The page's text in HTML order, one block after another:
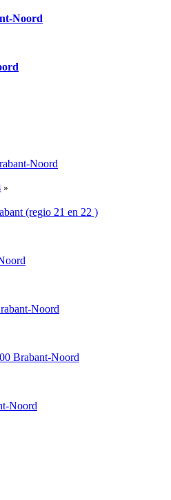
Noord
Noord
»
(regio 21 en 22 )
Noord
Brabant-Noord
Noord